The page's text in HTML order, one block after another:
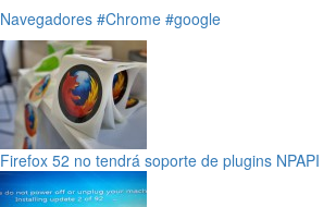
Navegadores #Chrome #google
Firefox 52 no tendrá soporte de plugins NPAPI